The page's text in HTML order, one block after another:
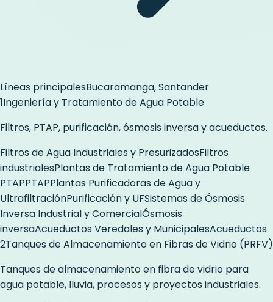
Líneas principalesBucaramanga, Santander
1Ingeniería y Tratamiento de Agua Potable
Filtros, PTAP, purificación, ósmosis inversa y acueductos.
Filtros de Agua Industriales y PresurizadosFiltros
industrialesPlantas de Tratamiento de Agua Potable
PTAPPTAPPlantas Purificadoras de Agua y
UltrafiltraciónPurificación y UFSistemas de Ósmosis
Inversa Industrial y ComercialÓsmosis
inversaAcueductos Veredales y MunicipalesAcueductos
2Tanques de Almacenamiento en Fibras de Vidrio (PRFV)
Tanques de almacenamiento en fibra de vidrio para
agua potable, lluvia, procesos y proyectos industriales.